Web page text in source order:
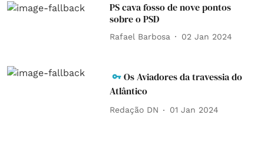
PS cava fosso de nove pontos
sobre o PSD
Rafael Barbosa 02 Jan 2024
Os Aviadores da travessia do
Atlântico
Redação DN 01 Jan 2024